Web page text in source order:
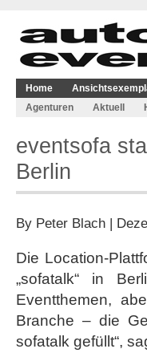
Home
Agenturen
Aktuell
eventsofa
Berlin
By Peter Blach |
Die Location-
„sofatalk“ in
Eventthemen,
Branche – die
sofatalk gefüllt“,